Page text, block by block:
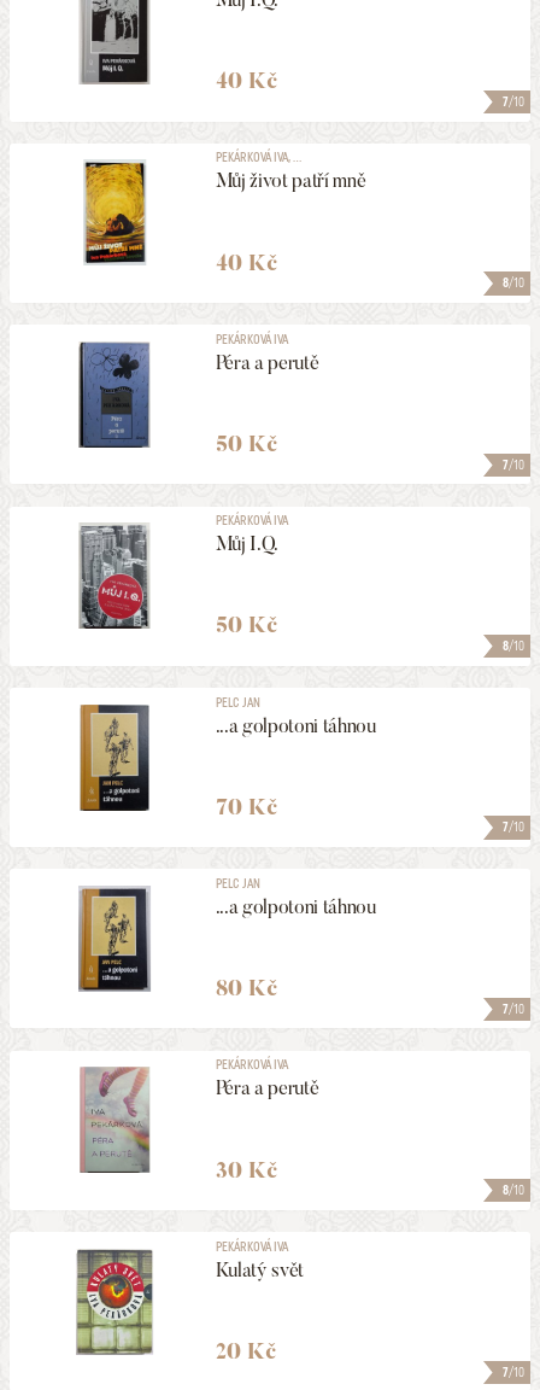
7/10
40 Kč
8/10
PEKÁRKOVÁ IVA, ...
Můj život patří mně
40 Kč
7/10
PEKÁRKOVÁ IVA
Péra a perutě
50 Kč
8/10
PEKÁRKOVÁ IVA
Můj I.Q.
50 Kč
7/10
PELC JAN
...a golpotoni táhnou
70 Kč
7/10
PELC JAN
...a golpotoni táhnou
80 Kč
8/10
PEKÁRKOVÁ IVA
Péra a perutě
30 Kč
7/10
PEKÁRKOVÁ IVA
Kulatý svět
20 Kč